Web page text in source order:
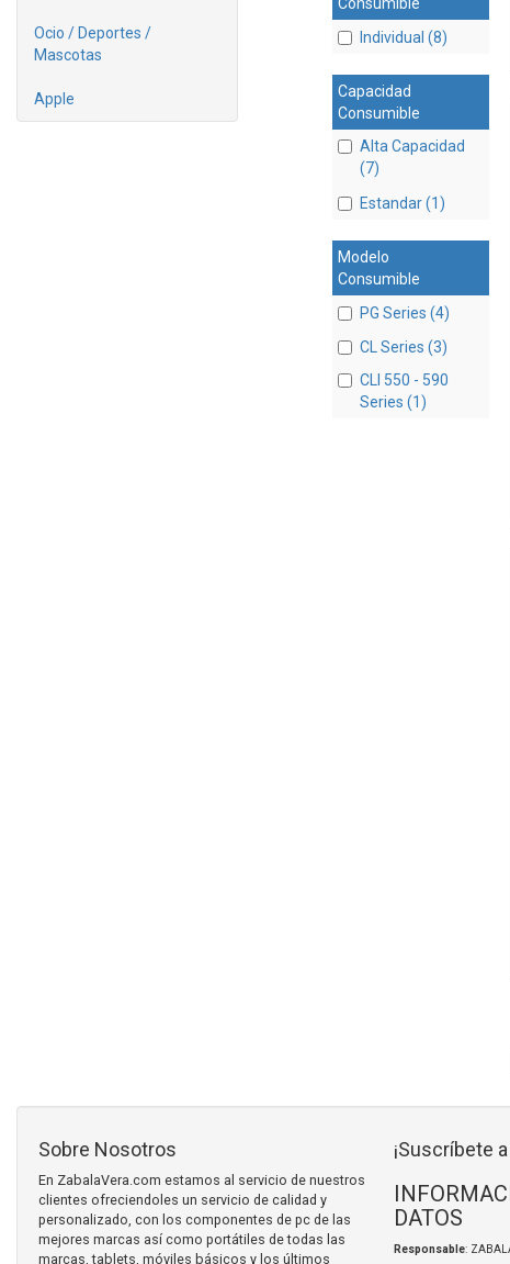
Ocio / Deportes /
Mascotas
Apple
Individual (8)
Capacidad
Consumible
Alta Capacidad
(7)
Estandar (1)
Modelo
Consumible
PG Series (4)
CL Series (3)
CLI 550 - 590
Series (1)
Sobre Nosotros
En ZabalaVera.com estamos al servicio de nuestros
clientes ofreciendoles un servicio de calidad y
personalizado, con los componentes de pc de las
mejores marcas así como portátiles de todas las
marcas, tablets, móviles básicos y los últimos
¡Suscríbete
DATOS
Responsable: